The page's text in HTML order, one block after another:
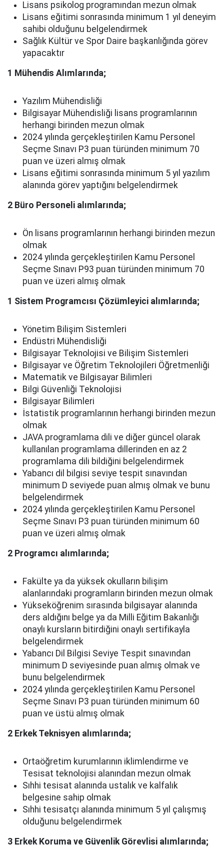
Lisans psikolog programından mezun olmak
Lisans eğitimi sonrasında minimum 1 yıl deneyim
sahibi olduğunu belgelendirmek
Sağlık Kültür ve Spor Daire başkanlığında görev
yapacaktır
1 Mühendis Alımlarında;
Yazılım Mühendisliği
Bilgisayar Mühendisliği lisans programlarının
herhangi birinden mezun olmak
2024 yılında gerçekleştirilen Kamu Personel
Seçme Sınavı P3 puan türünden minimum 70
puan ve üzeri almış olmak
Lisans eğitimi sonrasında minimum 5 yıl yazılım
alanında görev yaptığını belgelendirmek
2 Büro Personeli alımlarında;
Ön lisans programlarının herhangi birinden mezun
olmak
2024 yılında gerçekleştirilen Kamu Personel
Seçme Sınavı P93 puan türünden minimum 70
puan ve üzeri almış olmak
1 Sistem Programcısı Çözümleyici alımlarında;
Yönetim Bilişim Sistemleri
Endüstri Mühendisliği
Bilgisayar Teknolojisi ve Bilişim Sistemleri
Bilgisayar ve Öğretim Teknolojileri Öğretmenliği
Matematik ve Bilgisayar Bilimleri
Bilgi Güvenliği Teknolojisi
Bilgisayar Bilimleri
İstatistik programlarının herhangi birinden mezun
olmak
JAVA programlama dili ve diğer güncel olarak
kullanılan programlama dillerinden en az 2
programlama dili bildiğini belgelendirmek
Yabancı dil bilgisi seviye tespit sınavından
minimum D seviyede puan almış olmak ve bunu
belgelendirmek
2024 yılında gerçekleştirilen Kamu Personel
Seçme Sınavı P3 puan türünden minimum 60
puan ve üzeri almış olmak
2 Programcı alımlarında;
Fakülte ya da yüksek okulların bilişim
alanlarındaki programların birinden mezun olmak
Yükseköğrenim sırasında bilgisayar alanında
ders aldığını belge ya da Milli Eğitim Bakanlığı
onaylı kursların bitirdiğini onaylı sertifikayla
belgelendirmek
Yabancı Dil Bilgisi Seviye Tespit sınavından
minimum D seviyesinde puan almış olmak ve
bunu belgelendirmek
2024 yılında gerçekleştirilen Kamu Personel
Seçme Sınavı P3 puan türünden minimum 60
puan ve üstü almış olmak
2 Erkek Teknisyen alımlarında;
Ortaöğretim kurumlarının iklimlendirme ve
Tesisat teknolojisi alanından mezun olmak
Sıhhi tesisat alanında ustalık ve kalfalık
belgesine sahip olmak
Sıhhi tesisatçı alanında minimum 5 yıl çalışmış
olduğunu belgelendirmek
3 Erkek Koruma ve Güvenlik Görevlisi alımlarında;